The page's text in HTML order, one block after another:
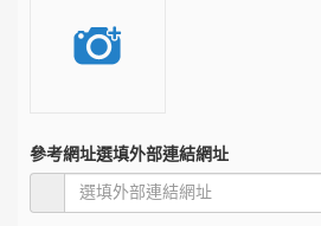
參考網址選填外部連結網址